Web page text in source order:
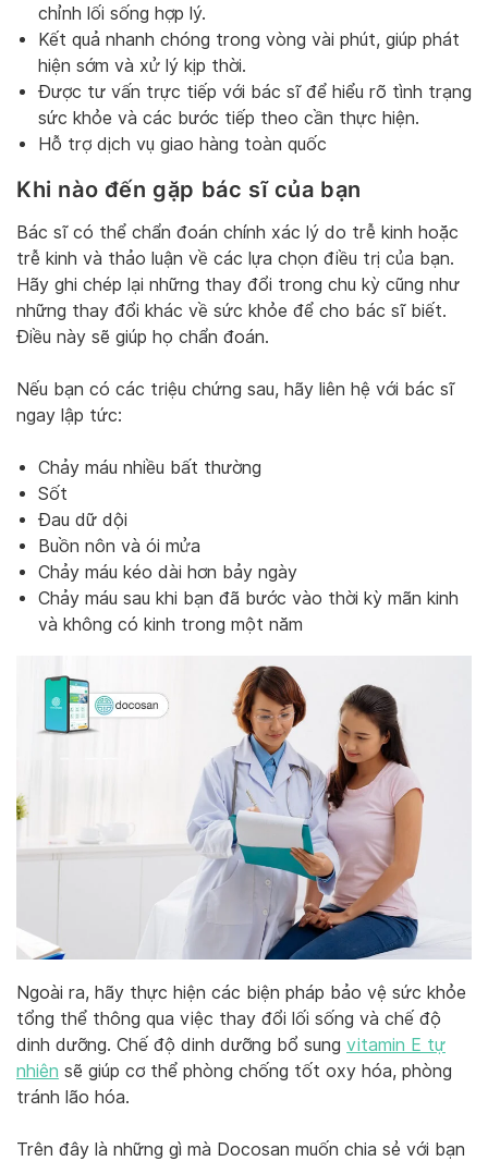
chỉnh lối sống hợp lý.
Kết quả nhanh chóng trong vòng vài phút, giúp phát
hiện sớm và xử lý kịp thời.
Được tư vấn trực tiếp với bác sĩ để hiểu rõ tình trạng
sức khỏe và các bước tiếp theo cần thực hiện.
Hỗ trợ dịch vụ giao hàng toàn quốc
Khi nào đến gặp bác sĩ của bạn
Bác sĩ có thể chẩn đoán chính xác lý do trễ kinh hoặc
trễ kinh và thảo luận về các lựa chọn điều trị của bạn.
Hãy ghi chép lại những thay đổi trong chu kỳ cũng như
những thay đổi khác về sức khỏe để cho bác sĩ biết.
Điều này sẽ giúp họ chẩn đoán.
Nếu bạn có các triệu chứng sau, hãy liên hệ với bác sĩ
ngay lập tức:
Chảy máu nhiều bất thường
Sốt
Đau dữ dội
Buồn nôn và ói mửa
Chảy máu kéo dài hơn bảy ngày
Chảy máu sau khi bạn đã bước vào thời kỳ mãn kinh
và không có kinh trong một năm
Ngoài ra, hãy thực hiện các biện pháp bảo vệ sức khỏe
tổng thể thông qua việc thay đổi lối sống và chế độ
dinh dưỡng. Chế độ dinh dưỡng bổ sung vitamin E tự
nhiên sẽ giúp cơ thể phòng chống tốt oxy hóa, phòng
tránh lão hóa.
Trên đây là những gì mà Docosan muốn chia sẻ với bạn